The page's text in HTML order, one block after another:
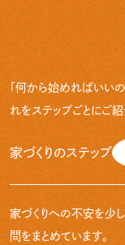
「何から始めればいい
れをステップごとにご紹
家づくりのステップ
家づくりへの不安を少
問をまとめています。